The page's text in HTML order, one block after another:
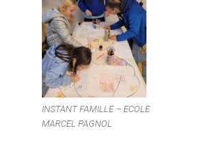
INSTANT FAMILLE – ECOLE
MARCEL PAGNOL